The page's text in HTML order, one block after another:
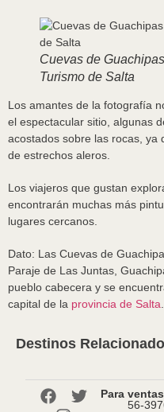
Cuevas de
Turismo de Salta
Los amantes de la fotografía
el espectacular sitio, algunas
acostados sobre las rocas, ya
de estrechos aleros.
Los viajeros que gustan
encontrarán muchas más
lugares cercanos.
Dato: Las Cuevas de
Paraje de Las Juntas,
pueblo cabecera y se
capital de la provincia de Salta
Destinos
Para ventas
56-